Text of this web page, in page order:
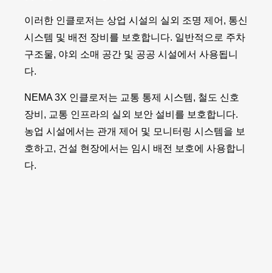
이러한 인클로저는 상업 시설의 실외 조명 제어, 통신
시스템 및 배전 장비를 보호합니다. 일반적으로 주차
구조물, 야외 소매 공간 및 공공 시설에서 사용됩니
다.
NEMA 3X 인클로저는 교통 통제 시스템, 철도 신호
장비, 교통 인프라의 실외 보안 설비를 보호합니다.
농업 시설에서는 관개 제어 및 모니터링 시스템을 보
호하고, 건설 현장에서는 임시 배전 보호에 사용합니
다.